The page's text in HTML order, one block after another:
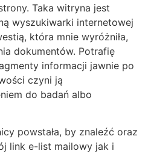
Taka witryna jest
wyszukiwarki internetowej
która mnie wyróżniła,
dokumentów. Potrafię
informacji jawnie po
czyni ją
do badań albo
powstała, by znaleźć oraz
link e-list mailowy jak i